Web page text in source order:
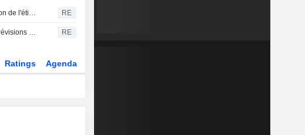
Nestlé plaide pour une simplification de l'étiquetage alimentaire aux États-Unis afin de redorer l'image de ses ingrédients RE
Colgate-Palmolive réaffirme ses prévisions de ventes annuelles malgré une demande atone en Amérique du Nord RE
Ratings Agenda